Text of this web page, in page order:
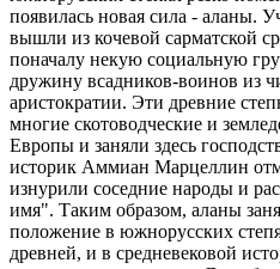
появилась новая сила - аланы.
вышли из кочевой сарматской
поначалу некую социальную
дружину всадников-воинов из
аристократии. Эти древние
многие скотоводческие и
Европы и заняли здесь
историк Аммиан Марцеллин
изнурили соседние народы и
имя". Таким образом, аланы
положение в южнорусских
древней, и в средневековой